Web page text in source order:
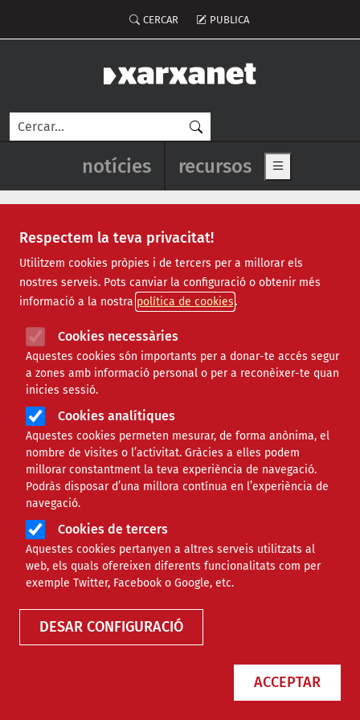
Respectem la teva privacitat!
Utilitzem cookies pròpies i de tercers per a millorar els
nostres serveis. Pots canviar la configuració o obtenir més
informació a la nostra política de cookies
Cookies necessàries
Aquestes cookies són importants per a donar-te accés segur
a zones amb informació personal o per a reconèixer-te quan
inicies sessió.
Cookies analítiques
Aquestes cookies permeten mesurar, de forma anònima, el
nombre de visites o l’activitat. Gràcies a elles podem
millorar constantment la teva experiència de navegació.
Podràs disposar d’una millora contínua en l’experiència de
navegació.
Cookies de tercers
Aquestes cookies pertanyen a altres serveis utilitzats al
web, els quals ofereixen diferents funcionalitats com per
exemple Twitter, Facebook o Google, etc.
DESAR CONFIGURACIÓ
ACCEPTAR
Menú del compte d'usuari
CERCAR PUBLICA
Cerca
Navegació principal de
notícies recursos Show main
Notícies
Totes | Ambiental | Comunitari | Cultural | Social
|
Internacional | Projectes | Jurídic | Tecnològic
Formació
Àmbit de la notícia
SOCIAL
Obertes les inscripcions a la
tercera Cursa Infantil
Adaptada de l'Eixample, a
Barcelona
Comparteix
X Compartir en altres xarxes socials